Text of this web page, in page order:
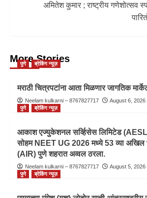
अमितेश कुमार ; राष्ट्रीय गणेशोत्सव
More Stories
पुणे ब्रेकिंग न्यूज़
मराठी चित्रपटांना आता मिळणार जागतिक
Neelam kulkarni – 8767827717 August 6, 2026
पुणे
ब्रेकिंग न्यूज़
आकाश एज्युकेशनल सर्व्हिसेस लिमिटेड (AESL)
सोहम NEET UG 2026 मध्ये 53 व्या अखिल
(AIR) पुणे शहरात अव्वल ठरला.
Neelam kulkarni – 8767827717 August 5, 2026
पुणे
ब्रेकिंग न्यूज़